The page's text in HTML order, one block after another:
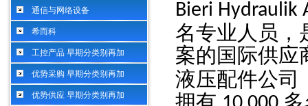
通信与网络设备
希而科
工控产品 早期分类别再加
优势采购 早期分类别再加
优势供应 早期分类别再加
Bieri Hydraulik
名专业人员，
案的国际供应
液压配件公司